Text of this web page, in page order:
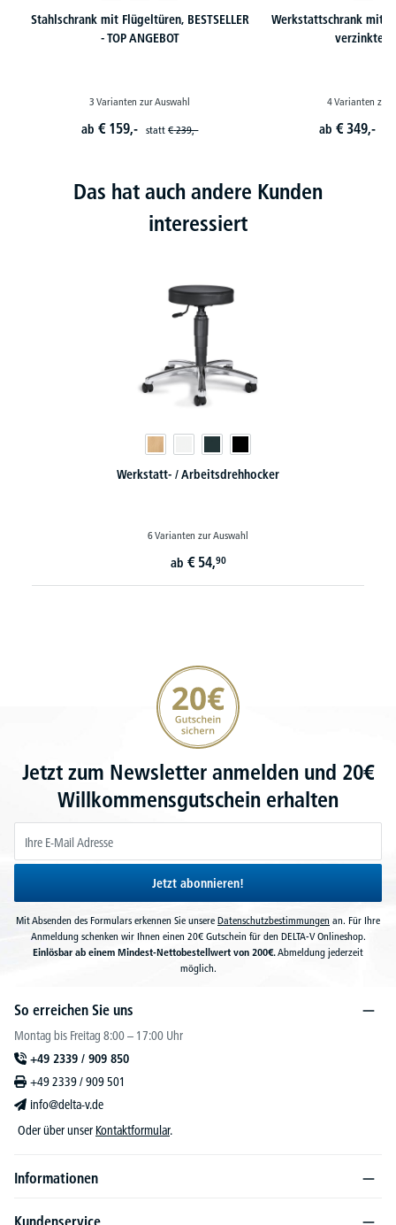
Stahlschrank mit Flügeltüren, BESTSELLER
- TOP ANGEBOT
3 Varianten zur Auswahl
ab€ 159,- statt€ 239,-
Werkstattschrank mit
verzinkte
4 Varianten zur
ab€ 349,-
Das hat auch andere Kunden
interessiert
Werkstatt- / Arbeitsdrehhocker
6 Varianten zur Auswahl
ab € 54,90
20€ Gutschein sichern
Jetzt zum Newsletter anmelden und 20€
Willkommensgutschein erhalten
Jetzt abonnieren!
Mit Absenden des Formulars erkennen Sie unsere Datenschutzbestimmungen an. Für Ihre
Anmeldung schenken wir Ihnen einen 20€ Gutschein für den DELTA-V Onlineshop.
Einlösbar ab einem Mindest-Nettobestellwert von 200€.Abmeldung jederzeit
möglich.
So erreichen Sie uns
Montag bis Freitag 8:00 – 17:00 Uhr
+49 2339 / 909 850
+49 2339 / 909 501
info@delta-v.de
Oder über unser Kontaktformular.
Informationen
Kundenservice